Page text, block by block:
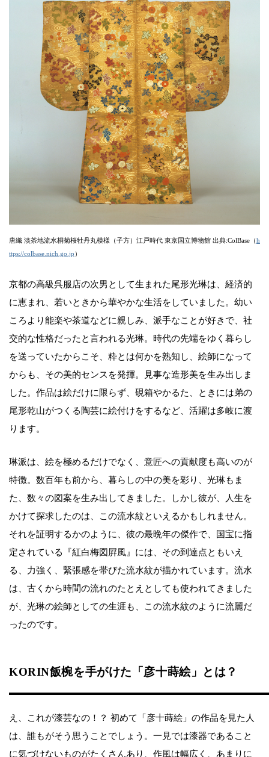
唐織 淡茶地流水桐菊桜牡丹丸模様（子方）江戸時代 東京国立博物館 出典:ColBase（h
ttps://colbase.nich.go.jp）
京都の高級呉服店の次男として生まれた尾形光琳は、経済的
に恵まれ、若いときから華やかな生活をしていました。幼い
ころより能楽や茶道などに親しみ、派手なことが好きで、社
交的な性格だったと言われる光琳。時代の先端をゆく暮らし
を送っていたからこそ、粋とは何かを熟知し、絵師になって
からも、その美的センスを発揮。見事な造形美を生み出しま
した。作品は絵だけに限らず、硯箱やかるた、ときには弟の
尾形乾山がつくる陶芸に絵付けをするなど、活躍は多岐に渡
ります。
琳派は、絵を極めるだけでなく、意匠への貢献度も高いのが
特徴。数百年も前から、暮らしの中の美を彩り、光琳もま
た、数々の図案を生み出してきました。しかし彼が、人生を
かけて探求したのは、この流水紋といえるかもしれません。
それを証明するかのように、彼の最晩年の傑作で、国宝に指
定されている『紅白梅図屛風』には、その到達点ともいえ
る、力強く、緊張感を帯びた流水紋が描かれています。流水
は、古くから時間の流れのたとえとしても使われてきました
が、光琳の絵師としての生涯も、この流水紋のように流麗だ
ったのです。
KORIN飯椀を手がけた「彦十蒔絵」とは？
え、これが漆芸なの！？ 初めて「彦十蒔絵」の作品を見た人
は、誰もがそう思うことでしょう。一見では漆器であること
に気づけないものがたくさんあり、作風は幅広く、あまりに